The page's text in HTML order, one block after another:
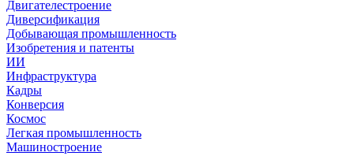
Двигателестроение
Диверсификация
Добывающая промышленность
Изобретения и патенты
ИИ
Инфраструктура
Кадры
Конверсия
Космос
Легкая промышленность
Машиностроение